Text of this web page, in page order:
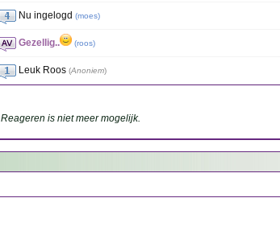
Nu ingelogd (moes)
Gezellig.. (roos)
Leuk Roos (Anoniem)
Reageren is niet meer mogelijk.